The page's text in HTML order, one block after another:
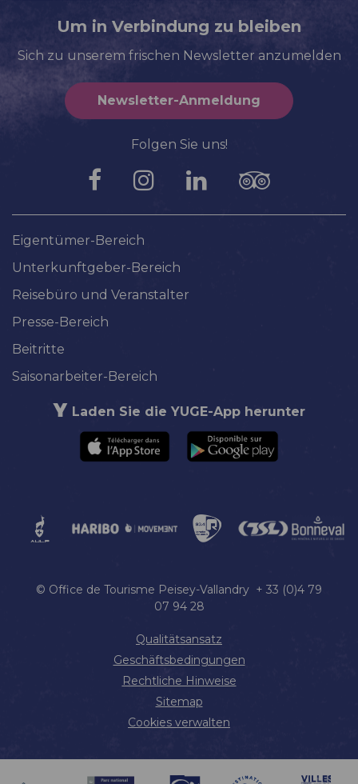
Um in Verbindung zu bleiben
Sich zu unserem frischen Newsletter anzumelden
Newsletter-Anmeldung
Folgen Sie uns!
Eigentümer-Bereich
Unterkunftgeber-Bereich
Reisebüro und Veranstalter
Presse-Bereich
Beitritte
Saisonarbeiter-Bereich
Laden Sie die YUGE-App herunter
© Office de Tourisme Peisey-Vallandry + 33 (0)4 79
07 94 28
Qualitätsansatz
Geschäftsbedingungen
Rechtliche Hinweise
Sitemap
Cookies verwalten